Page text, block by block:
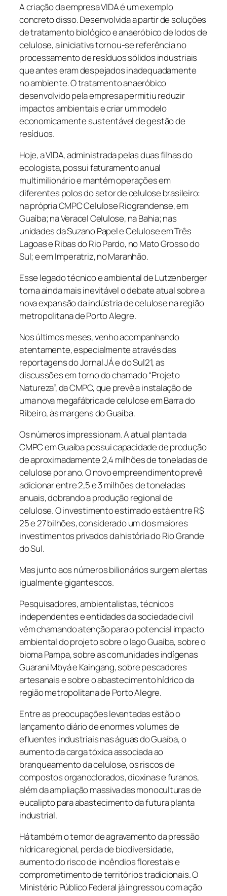
A criação da empresa VIDA é um exemplo
concreto disso. Desenvolvida a partir de soluções
de tratamento biológico e anaeróbico de lodos de
celulose, a iniciativa tornou-se referência no
processamento de resíduos sólidos industriais
que antes eram despejados inadequadamente
no ambiente. O tratamento anaeróbico
desenvolvido pela empresa permitiu reduzir
impactos ambientais e criar um modelo
economicamente sustentável de gestão de
resíduos.
Hoje, a VIDA, administrada pelas duas filhas do
ecologista, possui faturamento anual
multimilionário e mantém operações em
diferentes polos do setor de celulose brasileiro:
na própria CMPC Celulose Riograndense, em
Guaíba; na Veracel Celulose, na Bahia; nas
unidades da Suzano Papel e Celulose em Três
Lagoas e Ribas do Rio Pardo, no Mato Grosso do
Sul; e em Imperatriz, no Maranhão.
Esse legado técnico e ambiental de Lutzenberger
torna ainda mais inevitável o debate atual sobre a
nova expansão da indústria de celulose na região
metropolitana de Porto Alegre.
Nos últimos meses, venho acompanhando
atentamente, especialmente através das
reportagens do Jornal JÁ e do Sul21, as
discussões em torno do chamado “Projeto
Natureza”, da CMPC, que prevê a instalação de
uma nova megafábrica de celulose em Barra do
Ribeiro, às margens do Guaíba.
Os números impressionam. A atual planta da
CMPC em Guaíba possui capacidade de produção
de aproximadamente 2,4 milhões de toneladas de
celulose por ano. O novo empreendimento prevê
adicionar entre 2,5 e 3 milhões de toneladas
anuais, dobrando a produção regional de
celulose. O investimento estimado está entre R$
25 e 27 bilhões, considerado um dos maiores
investimentos privados da história do Rio Grande
do Sul.
Mas junto aos números bilionários surgem alertas
igualmente gigantescos.
Pesquisadores, ambientalistas, técnicos
independentes e entidades da sociedade civil
vêm chamando atenção para o potencial impacto
ambiental do projeto sobre o lago Guaíba, sobre o
bioma Pampa, sobre as comunidades indígenas
Guarani Mbyá e Kaingang, sobre pescadores
artesanais e sobre o abastecimento hídrico da
região metropolitana de Porto Alegre.
Entre as preocupações levantadas estão o
lançamento diário de enormes volumes de
efluentes industriais nas águas do Guaíba, o
aumento da carga tóxica associada ao
branqueamento da celulose, os riscos de
compostos organoclorados, dioxinas e furanos,
além da ampliação massiva das monoculturas de
eucalipto para abastecimento da futura planta
industrial.
Há também o temor de agravamento da pressão
hídrica regional, perda de biodiversidade,
aumento do risco de incêndios florestais e
comprometimento de territórios tradicionais. O
Ministério Público Federal já ingressou com ação